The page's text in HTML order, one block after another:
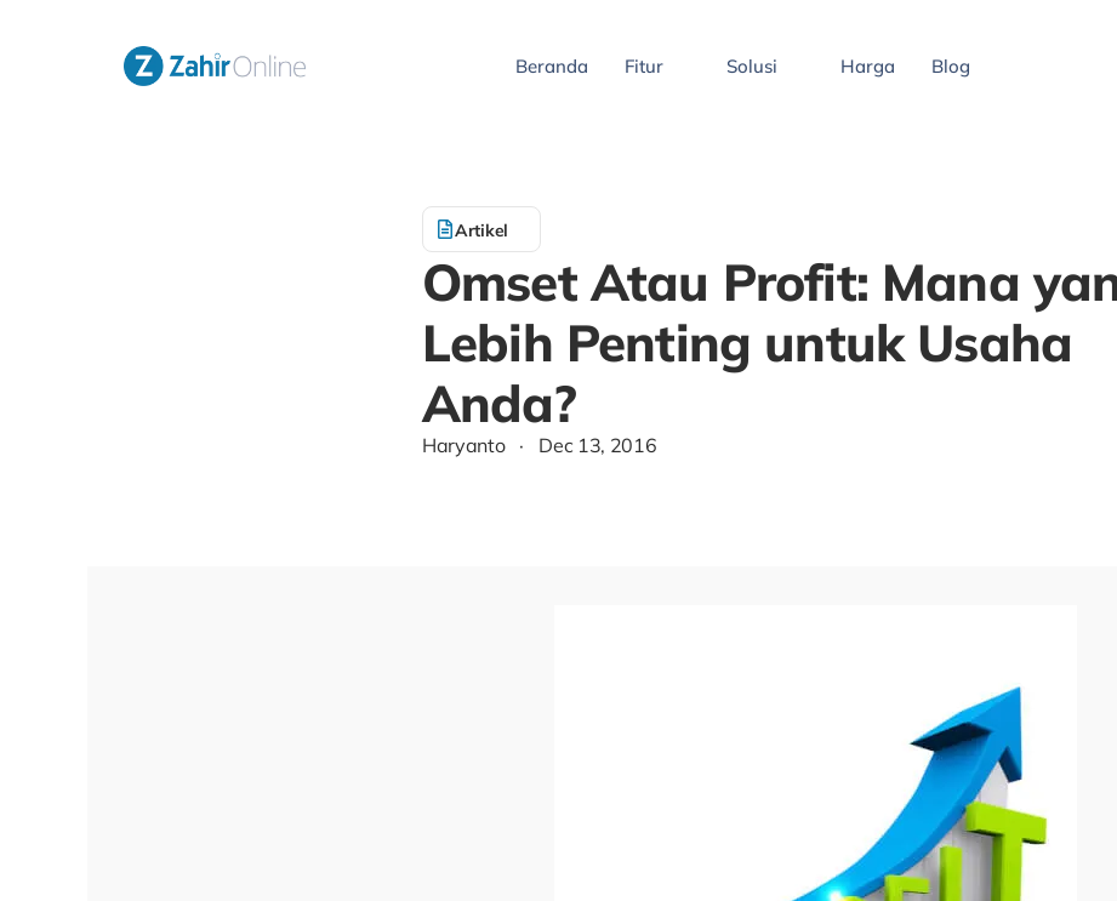
Beranda Fitur Solusi Harga Blog
Artikel
Omset Atau Profit: Mana
Lebih Penting untuk Usaha
Anda?
Haryanto · Dec 13, 2016